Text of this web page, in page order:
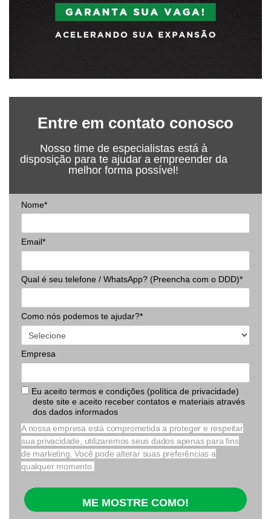
Entre em contato conosco
Nosso time de especialistas está à
disposição para te ajudar a empreender da
melhor forma possível!
Nome*
Email*
Qual é seu telefone / WhatsApp? (Preencha com o DDD)*
Como nós podemos te ajudar?*
Empresa
Eu aceito termos e condições (política de privacidade)
deste site e aceito receber contatos e materiais através
dos dados informados
A nossa empresa está comprometida a proteger e respeitar
sua privacidade, utilizaremos seus dados apenas para fins
de marketing. Você pode alterar suas preferências a
qualquer momento.
ME MOSTRE COMO!